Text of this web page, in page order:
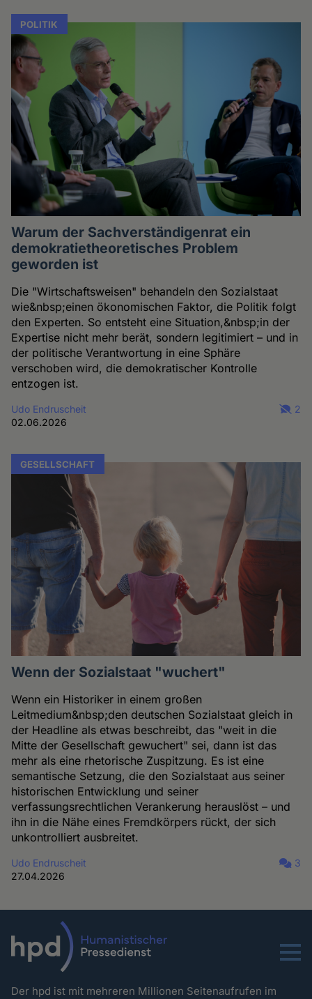
POLITIK
Warum der Sachverständigenrat ein
demokratietheoretisches Problem
geworden ist
Die "Wirtschaftsweisen" behandeln den Sozialstaat
wie&nbsp;einen ökonomischen Faktor, die Politik folgt
den Experten. So entsteht eine Situation,&nbsp;in der
Expertise nicht mehr berät, sondern legitimiert – und in
der politische Verantwortung in eine Sphäre
verschoben wird, die demokratischer Kontrolle
entzogen ist.
Udo Endruscheit
02.06.2026
2
GESELLSCHAFT
Wenn der Sozialstaat "wuchert"
Wenn ein Historiker in einem großen
Leitmedium&nbsp;den deutschen Sozialstaat gleich in
der Headline als etwas beschreibt, das "weit in die
Mitte der Gesellschaft gewuchert" sei, dann ist das
mehr als eine rhetorische Zuspitzung. Es ist eine
semantische Setzung, die den Sozialstaat aus seiner
historischen Entwicklung und seiner
verfassungsrechtlichen Verankerung herauslöst – und
ihn in die Nähe eines Fremdkörpers rückt, der sich
unkontrolliert ausbreitet.
Udo Endruscheit
27.04.2026
3
Menu
Der hpd ist mit mehreren Millionen Seitenaufrufen im